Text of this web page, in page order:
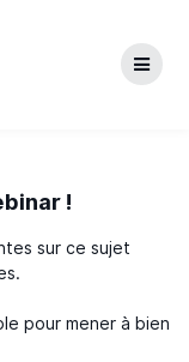
!
sur ce sujet
pour mener à bien